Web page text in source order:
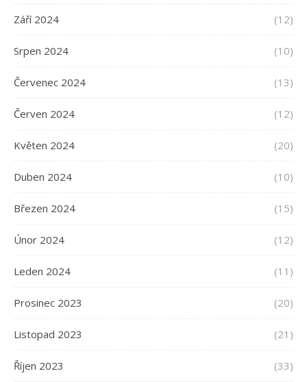
Září 2024 (12)
Srpen 2024 (10)
Červenec 2024 (13)
Červen 2024 (12)
Květen 2024 (20)
Duben 2024 (10)
Březen 2024 (15)
Únor 2024 (12)
Leden 2024 (11)
Prosinec 2023 (20)
Listopad 2023 (21)
Říjen 2023 (33)